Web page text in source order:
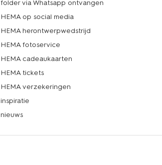
folder via Whatsapp ontvangen
HEMA op social media
HEMA herontwerpwedstrijd
HEMA fotoservice
HEMA cadeaukaarten
HEMA tickets
HEMA verzekeringen
inspiratie
nieuws